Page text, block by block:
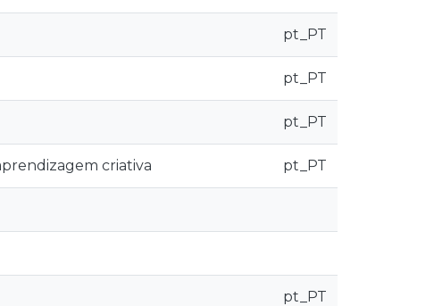
pt_PT
pt_PT
pt_PT
criativa pt_PT
pt_PT